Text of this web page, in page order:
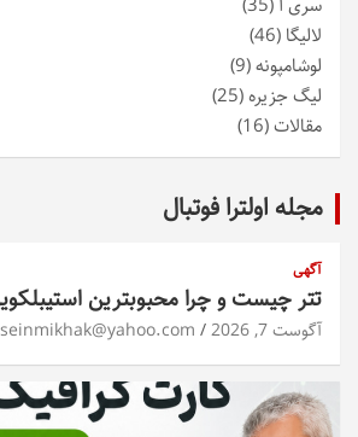
لالیگا (46)
لوشامپونه(9)
لیگ جزیره(25)
مقالات(16)
مجله اولترا فوتبال
آگهی
تتر چیست و چرا محبوبترین
آگوست 7, 2026